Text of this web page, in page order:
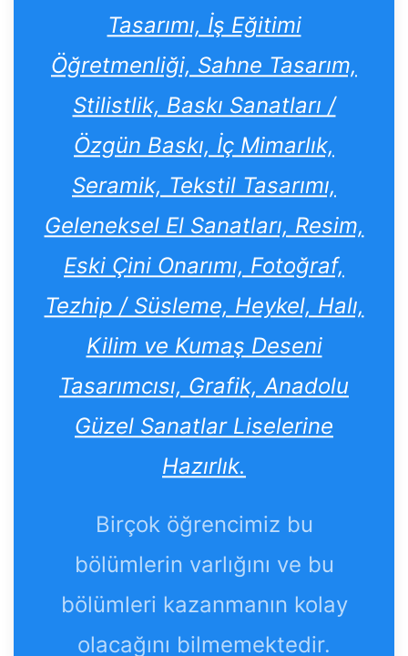
Tasarımı, İş Eğitimi
Öğretmenliği, Sahne Tasarım,
Stilistlik, Baskı Sanatları /
Özgün Baskı, İç Mimarlık,
Seramik, Tekstil Tasarımı,
Geleneksel El Sanatları, Resim,
Eski Çini Onarımı, Fotoğraf,
Tezhip / Süsleme, Heykel, Halı,
Kilim ve Kumaş Deseni
Tasarımcısı, Grafik, Anadolu
Güzel Sanatlar Liselerine
Hazırlık.
Birçok öğrencimiz bu
bölümlerin varlığını ve bu
bölümleri kazanmanın kolay
olacağını bilmemektedir.